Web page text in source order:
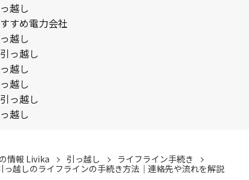
越し
すめ電力会社
越し
っ越し
越し
越し
っ越し
越し
情報 Livika 引っ越し
ライフライン手続き
っ越しのライフラインの手続き方法｜連絡先や流れを解説